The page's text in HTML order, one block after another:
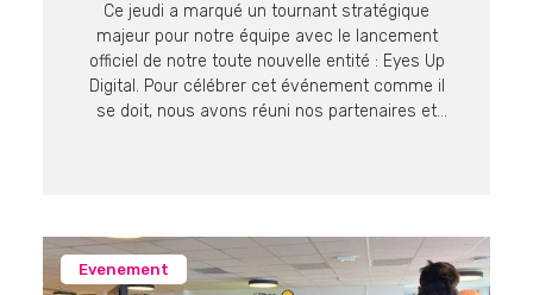
Ce jeudi a marqué un tournant stratégique
majeur pour notre équipe avec le lancement
officiel de notre toute nouvelle entité : Eyes Up
Digital. Pour célébrer cet événement comme il
se doit, nous avons réuni nos partenaires et
Evenement